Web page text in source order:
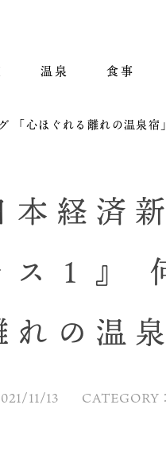
温泉 食事
「心ほぐれる離れの温泉宿
本経済
１』
れの温
11/13 CATEGORY